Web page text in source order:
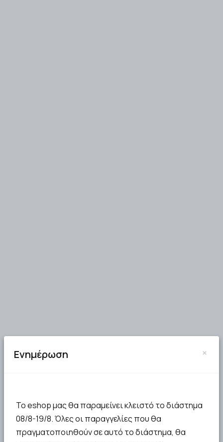
Ενημέρωση ×
Το eshop μας θα παραμείνει κλειστό το διάστημα
08/8-19/8. Όλες οι παραγγελίες που θα
πραγματοποιηθούν σε αυτό το διάστημα, θα